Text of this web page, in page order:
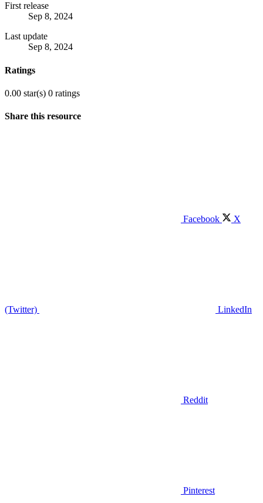
First release
Sep 8, 2024
Last update
Sep 8, 2024
Ratings
0.00 star(s) 0 ratings
Share this resource
Facebook X
(Twitter) LinkedIn
Reddit
Pinterest